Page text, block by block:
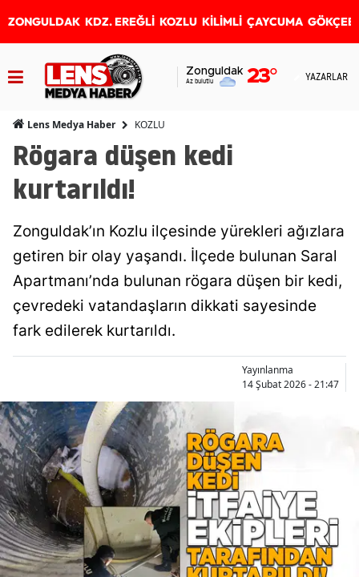
ZONGULDAK KDZ. EREĞLİ KOZLU KİLİMLİ ÇAYCUMA
Zonguldak
Az bulutlu 23° YAZARLAR
Lens Medya Haber KOZLU
Rögara düşen kedi
kurtarıldı!
Zonguldak’ın Kozlu ilçesinde yürekleri ağızlara
getiren bir olay yaşandı. İlçede bulunan Saral
Apartmanı’nda bulunan rögara düşen bir kedi,
çevredeki vatandaşların dikkati sayesinde
fark edilerek kurtarıldı.
Yayınlanma
14 Şubat 2026 - 21:47